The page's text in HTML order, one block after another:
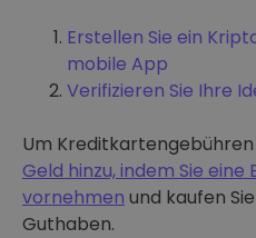
Erstellen Sie ein
mobile App
Verifizieren Sie Ihre
Um
Geld hinzu, indem Sie eine
vornehmen und kaufen
Guthaben.